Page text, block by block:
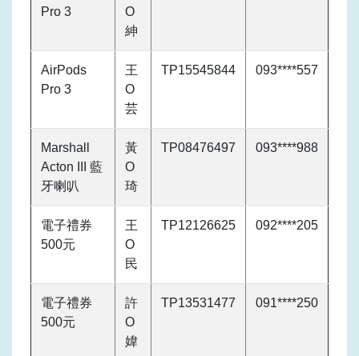
Pro 3
O
紳
AirPods
Pro 3
王
O
芸
TP15545844 093****557
Marshall
Acton III 藍
牙喇叭
黃
O
琦
TP08476497 093****988
電子禮券
500元
王
O
民
TP12126625 092****205
電子禮券
500元
許
O
媁
TP13531477 091****250